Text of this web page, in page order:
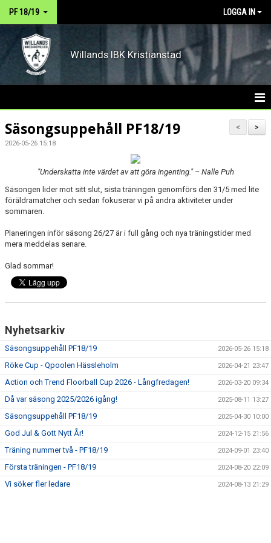
PF 18/19 LOGGA IN
Willands IBK Kristianstad
HEM
NYHETER
KALENDER
MATCHER
>
<
Säsongsuppehåll PF18/19
2026-05-26 15:18
"Underskatta inte värdet av att göra ingenting." – Nalle Puh
Säsongen lider mot sitt slut, sista träningen genomförs den 31/5 med lite
föräldramatcher och sedan fokuserar vi på andra aktiviteter under
sommaren.
Planeringen inför säsong 26/27 är i full gång och nya träningstider med
mera meddelas senare.
Glad sommar!
Nyhetsarkiv
Säsongsuppehåll PF18/19 2026-05-26 15:18
Röke Cup - Qpoolen Hässleholm 2026-04-21 23:47
Action och Trend Floorball Cup 2026 - Långfredagen! 2026-03-20 09:34
Då var säsong 2025/2026 igång! 2025-08-11 13:27
Säsongsuppehåll PF18/19 2025-04-30 10:00
God Jul & Gott Nytt År! 2024-12-15 21:56
Träning nummer två - PF18/19 2024-09-01 23:40
Första träningen - PF18/19 2024-08-20 22:09
Vi söker fler ledare 2024-08-13 21:29